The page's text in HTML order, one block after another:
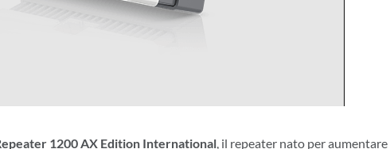
1200 AX Edition International, il repeater nato per aumentare